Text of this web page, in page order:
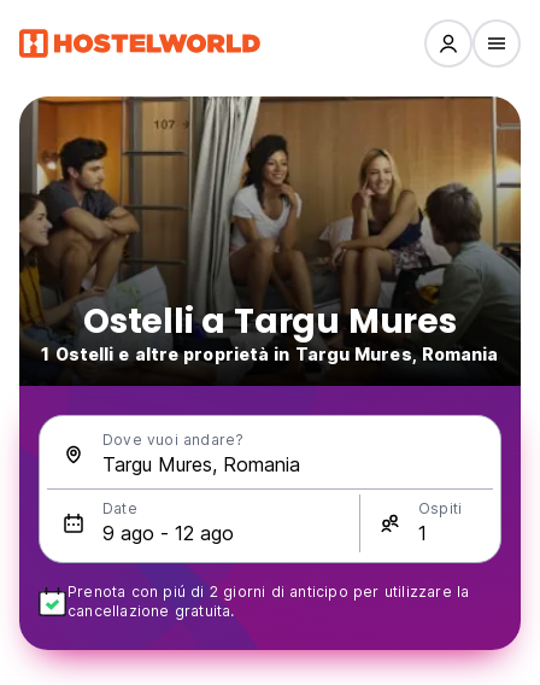
Ostelli a Targu Mures
1 Ostelli e altre proprietà in Targu Mures, Romania
Dove vuoi andare?
Date Ospiti
Prenota con piú di 2 giorni di anticipo per utilizzare la
cancellazione gratuita.